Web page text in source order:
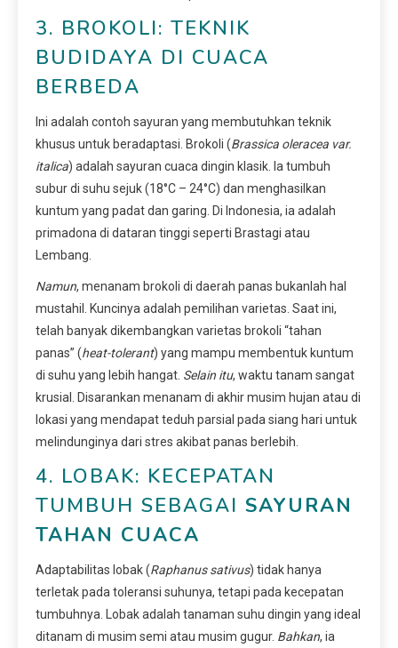
3. BROKOLI: TEKNIK
BUDIDAYA DI CUACA
BERBEDA
Ini adalah contoh sayuran yang membutuhkan teknik
khusus untuk beradaptasi. Brokoli (Brassica oleracea var.
italica) adalah sayuran cuaca dingin klasik. Ia tumbuh
subur di suhu sejuk (18°C – 24°C) dan menghasilkan
kuntum yang padat dan garing. Di Indonesia, ia adalah
primadona di dataran tinggi seperti Brastagi atau
Lembang.
Namun, menanam brokoli di daerah panas bukanlah hal
mustahil. Kuncinya adalah pemilihan varietas. Saat ini,
telah banyak dikembangkan varietas brokoli “tahan
panas” (heat-tolerant) yang mampu membentuk kuntum
di suhu yang lebih hangat. Selain itu, waktu tanam sangat
krusial. Disarankan menanam di akhir musim hujan atau di
lokasi yang mendapat teduh parsial pada siang hari untuk
melindunginya dari stres akibat panas berlebih.
4. LOBAK: KECEPATAN
TUMBUH SEBAGAI SAYURAN
TAHAN CUACA
Adaptabilitas lobak (Raphanus sativus) tidak hanya
terletak pada toleransi suhunya, tetapi pada kecepatan
tumbuhnya. Lobak adalah tanaman suhu dingin yang ideal
ditanam di musim semi atau musim gugur. Bahkan, ia